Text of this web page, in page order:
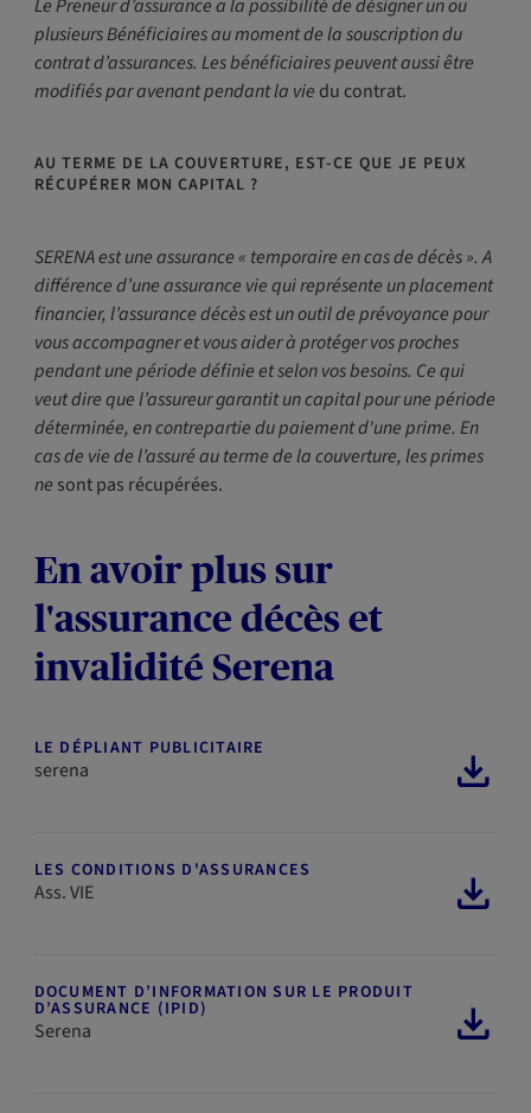
Le Preneur d’assurance a la possibilité de désigner un ou
plusieurs Bénéficiaires au moment de la souscription du
contrat d’assurances. Les bénéficiaires peuvent aussi être
modifiés par avenant pendant la vie du contrat.
AU TERME DE LA COUVERTURE, EST-CE QUE JE PEUX
RÉCUPÉRER MON CAPITAL ?
SERENA est une assurance « temporaire en cas de décès ». A
différence d’une assurance vie qui représente un placement
financier, l’assurance décès est un outil de prévoyance pour
vous accompagner et vous aider à protéger vos proches
pendant une période définie et selon vos besoins. Ce qui
veut dire que l’assureur garantit un capital pour une période
déterminée, en contrepartie du paiement d'une prime. En
cas de vie de l’assuré au terme de la couverture, les primes
ne sont pas récupérées.
En avoir plus sur
l'assurance décès et
invalidité Serena
LE DÉPLIANT PUBLICITAIRE
serena
LES CONDITIONS D'ASSURANCES
Ass. VIE
DOCUMENT D’INFORMATION SUR LE PRODUIT
D’ASSURANCE (IPID)
Serena